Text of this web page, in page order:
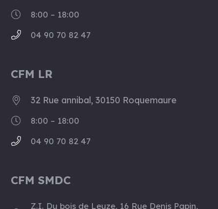
8:00 – 18:00
04 90 70 82 47
CFM LR
32 Rue annibal, 30150 Roquemaure
8:00 – 18:00
04 90 70 82 47
CFM SMDC
Z.I. Du bois de Leuze, 16 Rue Denis Papin,